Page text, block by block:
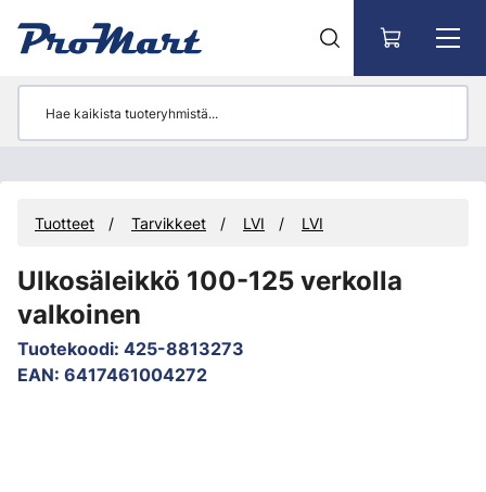
Tuotteet Tarvikkeet LVI LVI
Ulkosäleikkö 100-125 verkolla
valkoinen
Tuotekoodi: 425-8813273
EAN: 6417461004272